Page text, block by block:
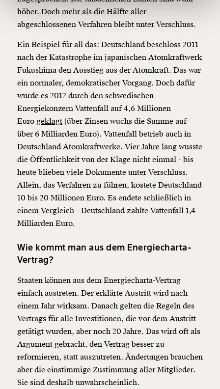
150€ €
Du erhältst eine E-Mail mit deiner
ausdrucken oder weiterleiten und verschenken
kannst.
Weiter
1/3
höher. Doch mehr als die Hälfte aller
abgeschlossenen Verfahren bleibt unter Verschluss.
Ein Beispiel für all das: Deutschland beschloss 2011
nach der Katastrophe im japanischen Atomkraftwerk
Fukushima den Ausstieg aus der Atomkraft. Das war
ein normaler, demokratischer Vorgang. Doch dafür
wurde es 2012 durch den schwedischen
Energiekonzern Vattenfall auf 4,6 Millionen
Euro geklagt (über Zinsen wuchs die Summe auf
über 6 Milliarden Euro). Vattenfall betrieb auch in
Deutschland Atomkraftwerke. Vier Jahre lang wusste
die Öffentlichkeit von der Klage nicht einmal - bis
heute blieben viele Dokumente unter Verschluss.
Allein, das Verfahren zu führen, kostete Deutschland
10 bis 20 Millionen Euro. Es endete schließlich in
einem Vergleich - Deutschland zahlte Vattenfall 1,4
Milliarden Euro.
Wie kommt man aus dem Energiecharta-
Vertrag?
Staaten können aus dem Energiecharta-Vertrag
einfach austreten. Der erklärte Austritt wird nach
einem Jahr wirksam. Danach gelten die Regeln des
Vertrags für alle Investitionen, die vor dem Austritt
getätigt wurden, aber noch 20 Jahre. Das wird oft als
Argument gebracht, den Vertrag besser zu
reformieren, statt auszutreten. Änderungen brauchen
aber die einstimmige Zustimmung aller Mitglieder.
Sie sind deshalb unwahrscheinlich.